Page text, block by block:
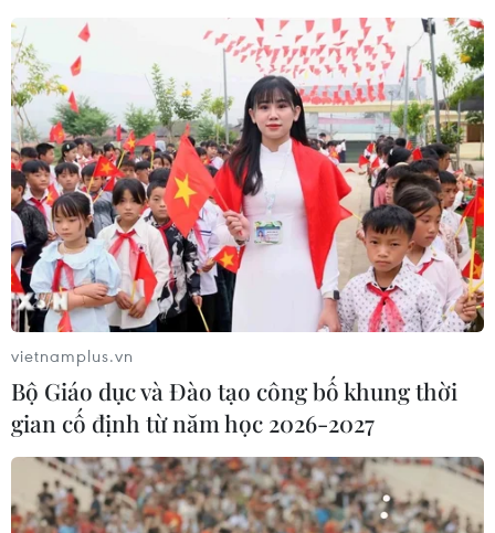
vietnamplus.vn
Bộ Giáo dục và Đào tạo công bố khung thời
gian cố định từ năm học 2026-2027